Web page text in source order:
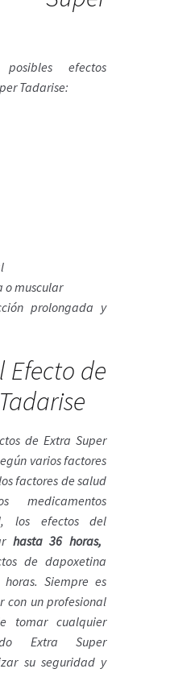
efectos
Tadarise:
o muscular
prolongada y
Efecto de
de Extra Super
varios factores
factores de salud
medicamentos
los efectos del
hasta 36 horas,
de dapoxetina
Siempre es
con un profesional
tomar cualquier
Extra Super
su seguridad y